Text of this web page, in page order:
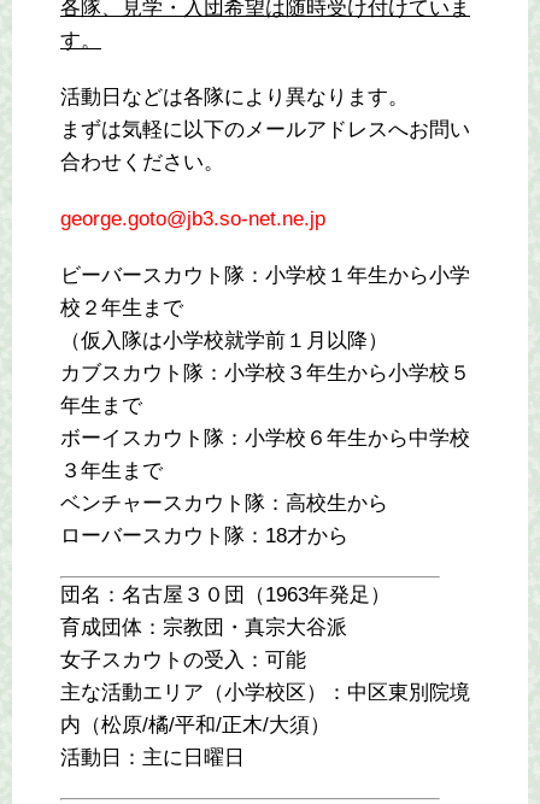
各隊、見学・入団希望は随時受け付けていま
す。
活動日などは各隊により異なります。
まずは気軽に以下のメールアドレスへお問い
合わせください。
george.goto@jb3.so-net.ne.jp
ビーバースカウト隊：小学校１年生から小学
校２年生まで
（仮入隊は小学校就学前１月以降）
カブスカウト隊：小学校３年生から小学校５
年生まで
ボーイスカウト隊：小学校６年生から中学校
３年生まで
ベンチャースカウト隊：高校生から
ローバースカウト隊：18才から
団名：名古屋３０団（1963年発足）
育成団体：宗教団・真宗大谷派
女子スカウトの受入：可能
主な活動エリア（小学校区）：中区東別院境
内（松原/橘/平和/正木/大須）
活動日：主に日曜日